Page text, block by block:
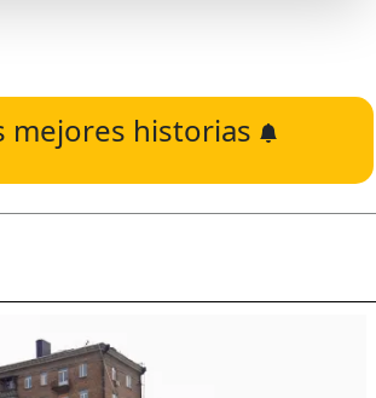
mejores historias